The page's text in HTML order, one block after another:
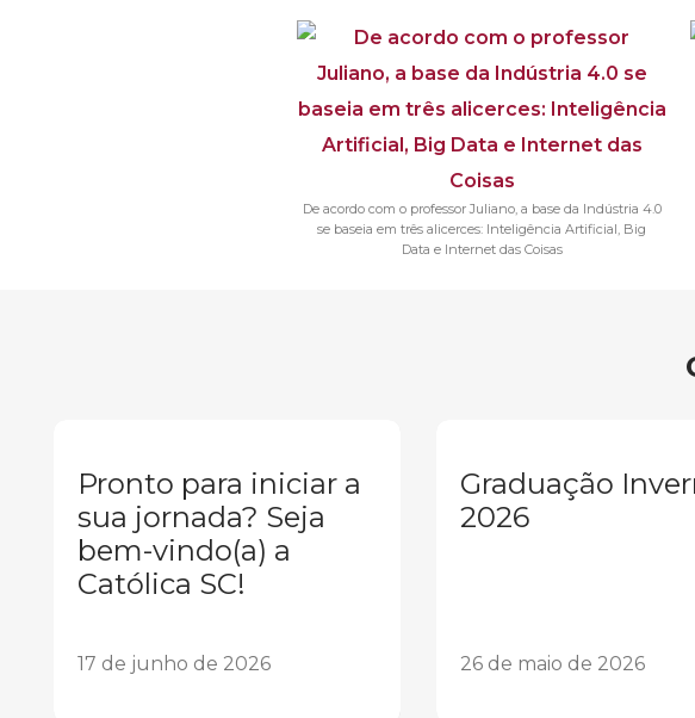
De acordo com o professor Juliano, a base da Indústria 4.0
se baseia em três alicerces: Inteligência Artificial, Big
Data e Internet das Coisas
Pronto para iniciar a
sua jornada? Seja
bem-vindo(a) a
Católica SC!
17 de junho de 2026
Graduação
2026
26 de maio de 2026